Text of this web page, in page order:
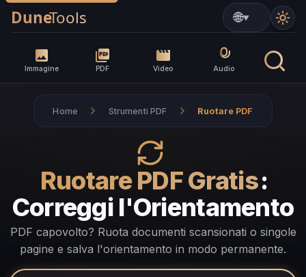
Immagine PDF Video Audio
▼
Home Strumenti PDF Ruotare PDF
Ruotare PDF Gratis:
Correggi l'Orientamento
PDF capovolto? Ruota documenti scansionati o singole
pagine e salva l'orientamento in modo permanente.